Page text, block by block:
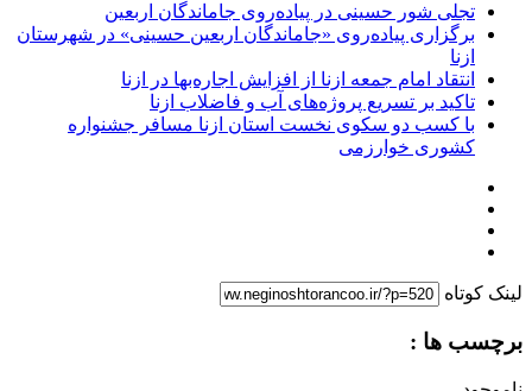
تجلی شور حسینی در پیاده‌روی جاماندگان اربعین
برگزاری پیاده‌روی «جاماندگان اربعین حسینی» در شهرستان
ازنا
انتقاد امام جمعه ازنا از افزایش اجاره‌بها در ازنا
تاکید بر تسریع پروژه‌های آب و فاضلاب ازنا
با کسب دو سکوی نخست استان ازنا مسافر جشنواره
کشوری خوارزمی
لینک کوتاه
برچسب ها :